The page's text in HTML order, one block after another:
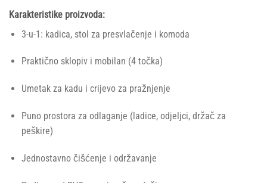
Karakteristike proizvoda:
3-u-1: kadica, stol za presvlačenje i komoda
Praktično sklopiv i mobilan (4 točka)
Umetak za kadu i crijevo za pražnjenje
Puno prostora za odlaganje (ladice, odjeljci, držač za
peškire)
Jednostavno čišćenje i održavanje